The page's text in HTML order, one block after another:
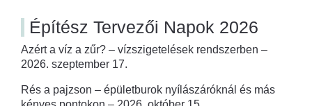
Építész Tervezői Napok 2026
Azért a víz a zűr? – vízszigetelések rendszerben –
2026. szeptember 17.
Rés a pajzson – épületburok nyílászáróknál és más